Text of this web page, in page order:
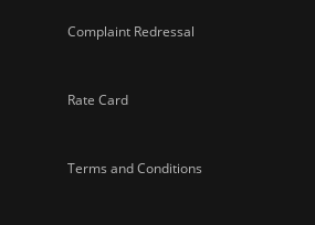
Complaint Redressal
Rate Card
Terms and Conditions